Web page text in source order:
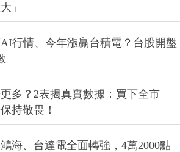
」
AI行情、今年漲贏台積電？台股開盤
多？2表揭真實數據：買下全市
持敬畏！
海、台達電全面轉強，4萬2000點